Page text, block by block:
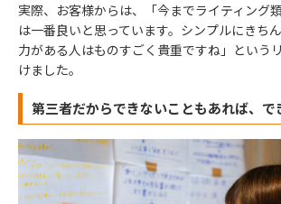
実際、お客様からは、「今までライティング
は一番良いと思っています。シンプルにきち
力がある人はものすごく貴重ですね」という
けました。
第三者だからできないこともあれば、で